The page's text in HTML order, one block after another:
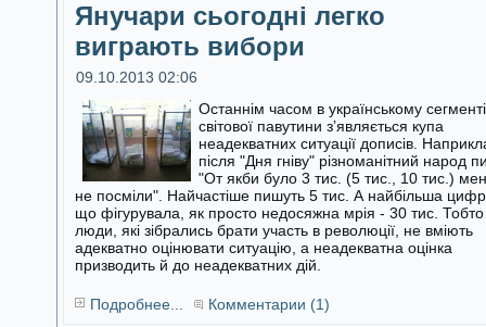
Янучари сьогодні легко
виграють вибори
09.10.2013 02:06
Останнім часом в українському сегменті
світової павутини з’являється купа
неадекватних ситуації дописів.
після "Дня гніву" різноманітний народ
"От якби було 3 тис. (5 тис., 10 тис.)
не посміли". Найчастіше пишуть 5 тис. А найбільша
що фігурувала, як просто недосяжна мрія - 30 тис. Тобто
люди, які зібрались брати участь в революції, не вміють
адекватно оцінювати ситуацію, а неадекватна оцінка
призводить й до неадекватних дій.
Подробнее... Комментарии (1)